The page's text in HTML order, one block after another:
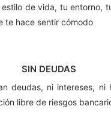
estilo de vida, tu entorno,
te hace sentir cómodo
SIN DEUDAS
deudas, ni intereses, ni
libre de riesgos